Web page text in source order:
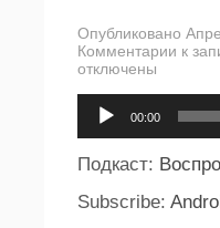
Опубликовано
Комментарии к
отключены
00:00
Подкаст:
Subscribe: